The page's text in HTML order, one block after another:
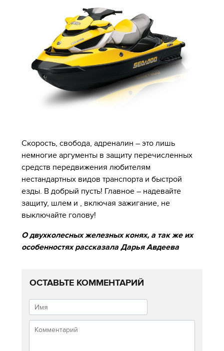
Скорость, свобода, адреналин – это лишь
немногие аргументы в защиту перечисленных
средств передвижения любителям
нестандартных видов транспорта и быстрой
езды. В добрый пусть! Главное – надевайте
защиту, шлем и , включая зажигание, не
выключайте голову!
О двухколесных железных конях, а так же их
особенностях рассказала Дарья Авдеева
ОСТАВЬТЕ КОММЕНТАРИЙ